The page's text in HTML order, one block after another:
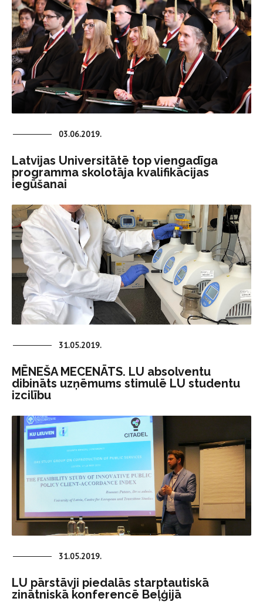
03.06.2019.
Latvijas Universitātē top viengadīga
programma skolotāja kvalifikācijas
iegūšanai
31.05.2019.
MĒNEŠA MECENĀTS. LU absolventu
dibināts uzņēmums stimulē LU studentu
izcilību
31.05.2019.
LU pārstāvji piedalās starptautiskā
zinātniskā konferencē Beļģijā